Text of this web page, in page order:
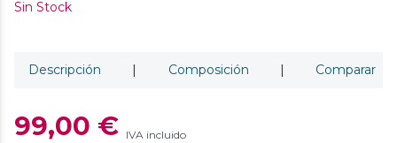
Sin Stock
Descripción | Composición | Comparar
99,00 € IVA incluido